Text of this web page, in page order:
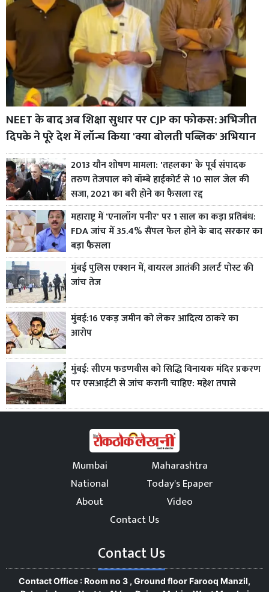
NEET के बाद अब शिक्षा सुधार पर CJP का फोकस: अभिजीत
दिपके ने पूरे देश में लॉन्च किया 'क्या बोलती पब्लिक' अभियान
2013 यौन शोषण मामला: 'तहलका' के पूर्व संपादक
तरुण तेजपाल को बॉम्बे हाईकोर्ट से 10 साल जेल की
सजा, 2021 का बरी होने का फैसला रद्द
महाराष्ट्र में 'एनालॉग पनीर' पर 1 साल का कड़ा प्रतिबंध:
FDA जांच में 35.4% सैंपल फेल होने के बाद सरकार का
बड़ा फैसला
मुंबई पुलिस एक्शन में, वायरल आतंकी अलर्ट पोस्ट की
जांच तेज
मुंबई:16 एकड़ जमीन को लेकर आदित्य ठाकरे का
आरोप
मुंबई: सीएम फडणवीस को सिद्धि विनायक मंदिर प्रकरण
पर एसआईटी से जांच करानी चाहिए: महेश तपासे
Mumbai
Maharashtra
National
Today's Epaper
About
Video
Contact Us
Contact Us
Contact Office : Room no 3 , Ground floor Farooq Manzil,